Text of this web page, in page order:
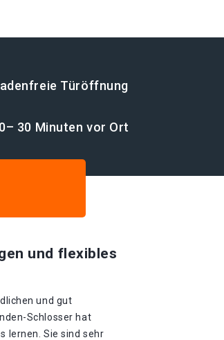
Türöffnung
30 Minuten vor Ort
und flexibles
und gut
Schlosser hat
lernen. Sie sind sehr